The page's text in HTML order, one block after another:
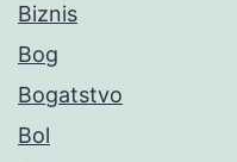
Biznis
Bog
Bogatstvo
Bol